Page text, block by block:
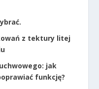
z tektury litej
jak
funkcję?